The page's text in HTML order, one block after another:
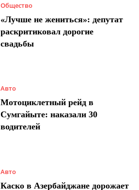
Общество
«Лучше не жениться»: депутат
раскритиковал дорогие
свадьбы
Авто
Мотоциклетный рейд в
Сумгайыте: наказали 30
водителей
Авто
Каско в Азербайджане дорожает